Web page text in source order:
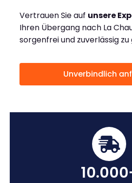
Vertrauen Sie auf unsere
Ihren Übergang nach La
sorgenfrei und zuverlässig
Unverbindlich